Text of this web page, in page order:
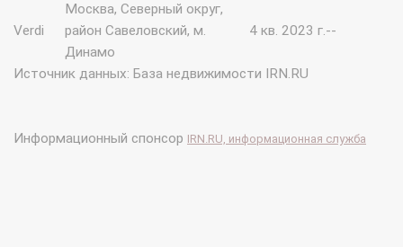
Verdi
Москва, Северный округ,
район Савеловский, м.
Динамо
4 кв. 2023 г.--
Источник данных: База недвижимости IRN.RU
Информационный спонсор IRN.RU, информационная служба